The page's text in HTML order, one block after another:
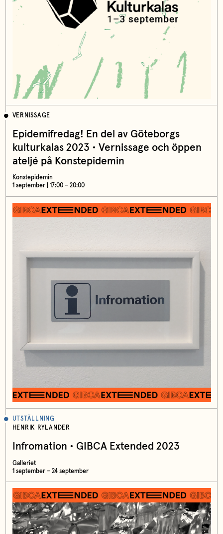
VERNISSAGE
Epidemifredag! En del av Göteborgs
kulturkalas 2023 • Vernissage och öppen
ateljé på Konstepidemin
Konstepidemin
1 september | 17:00 – 20:00
UTSTÄLLNING
HENRIK RYLANDER
Infromation • GIBCA Extended 2023
Galleriet
1 september – 24 september